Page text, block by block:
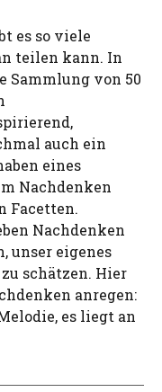
es so viele
teilen kann. In
Sammlung von 50
auch ein
eines
Nachdenken
Facetten.
Nachdenken
unser eigenes
schätzen. Hier
anregen:
es liegt an